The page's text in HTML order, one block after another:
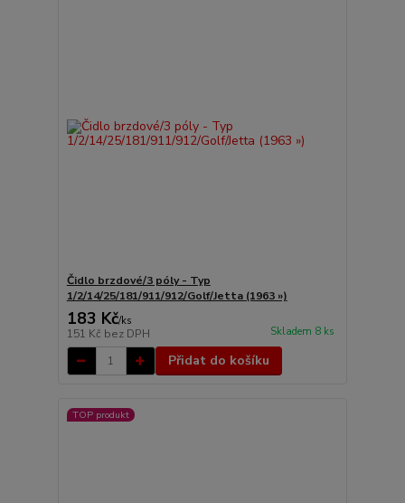
Čidlo brzdové/3 póly - Typ
1/2/14/25/181/911/912/Golf/Jetta (1963 »)
183 Kč/ks
151 Kč bez DPH Skladem 8 ks
Přidat do košíku
TOP produkt